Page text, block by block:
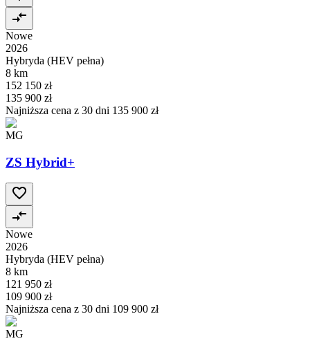
Nowe
2026
Hybryda (HEV pełna)
8 km
152 150 zł
135 900 zł
Najniższa cena z 30 dni 135 900 zł
MG
ZS Hybrid+
Nowe
2026
Hybryda (HEV pełna)
8 km
121 950 zł
109 900 zł
Najniższa cena z 30 dni 109 900 zł
MG